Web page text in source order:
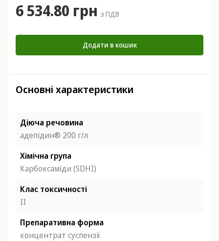
6 534.80 грн з ПДВ
Додати в кошик
Основні характеристики
Діюча речовина
адепідин® 200 г/л
Хімічна група
Карбоксаміди (SDHI)
Клас токсичності
ІІ
Препаративна форма
концентрат суспензії